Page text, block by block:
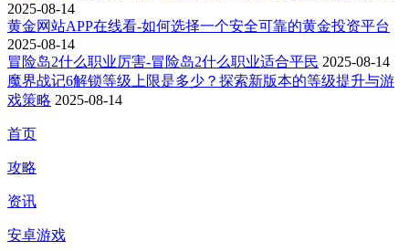
2025-08-14
黄金网站APP在线看-如何选择一个安全可靠的黄金投资平台
2025-08-14
冒险岛2什么职业厉害-冒险岛2什么职业适合平民 2025-08-14
魔界战记6解锁等级上限是多少？探索新版本的等级提升与游
戏策略 2025-08-14
首页
攻略
资讯
安卓游戏